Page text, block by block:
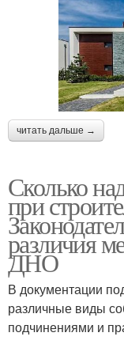
читать дальше →
Сколько
при
различия
ДНО
В документации
различные виды
подчинениями и